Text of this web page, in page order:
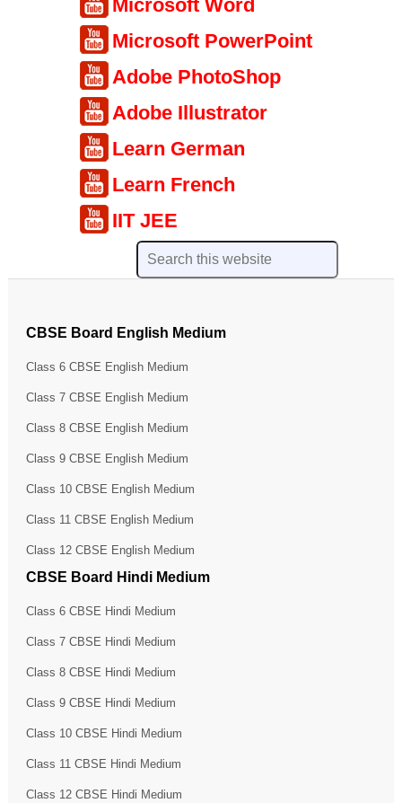
Microsoft Word
Microsoft PowerPoint
Adobe PhotoShop
Adobe Illustrator
Learn German
Learn French
IIT JEE
CBSE Board English Medium
Class 6 CBSE English Medium
Class 7 CBSE English Medium
Class 8 CBSE English Medium
Class 9 CBSE English Medium
Class 10 CBSE English Medium
Class 11 CBSE English Medium
Class 12 CBSE English Medium
CBSE Board Hindi Medium
Class 6 CBSE Hindi Medium
Class 7 CBSE Hindi Medium
Class 8 CBSE Hindi Medium
Class 9 CBSE Hindi Medium
Class 10 CBSE Hindi Medium
Class 11 CBSE Hindi Medium
Class 12 CBSE Hindi Medium